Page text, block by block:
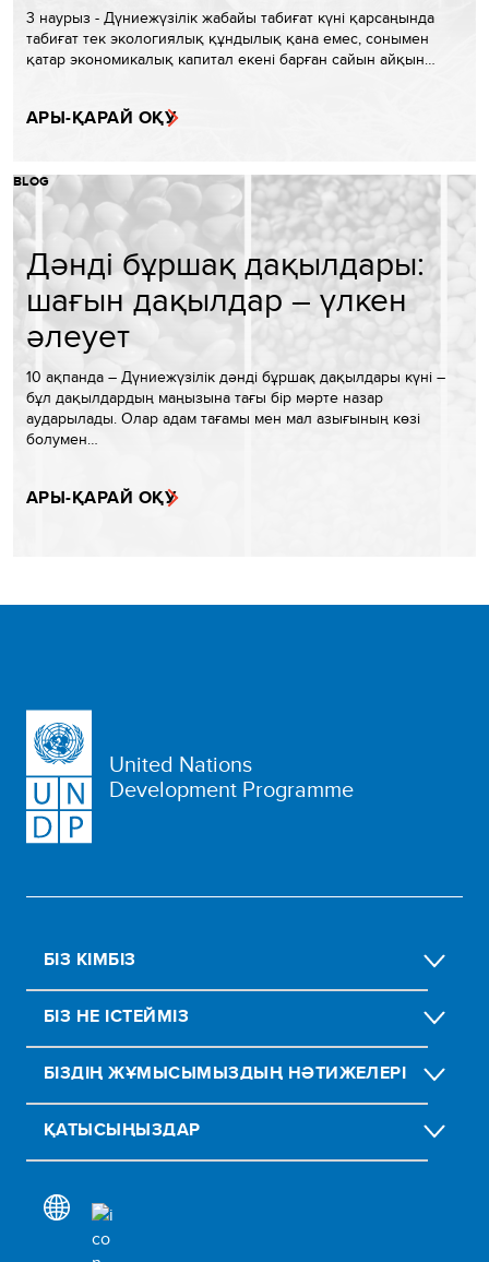
3 наурыз - Дүниежүзілік жабайы табиғат күні қарсаңында
табиғат тек экологиялық құндылық қана емес, сонымен
қатар экономикалық капитал екені барған сайын айқын…
АРЫ-ҚАРАЙ ОҚУ
BLOG
Дәнді бұршақ дақылдары:
шағын дақылдар – үлкен
әлеует
10 ақпанда – Дүниежүзілік дәнді бұршақ дақылдары күні –
бұл дақылдардың маңызына тағы бір мәрте назар
аударылады. Олар адам тағамы мен мал азығының көзі
болумен…
АРЫ-ҚАРАЙ ОҚУ
United Nations
Development Programme
БІЗ КІМБІЗ
БІЗ НЕ ІСТЕЙМІЗ
БІЗДІҢ ЖҰМЫСЫМЫЗДЫҢ НӘТИЖЕЛЕРІ
ҚАТЫСЫҢЫЗДАР